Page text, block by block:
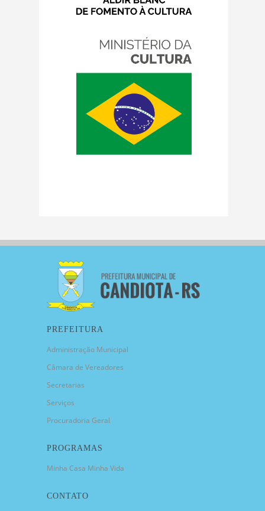
PREFEITURA
Administração Municipal
Câmara de Vereadores
Secretarias
Serviços
Procuradoria Geral
PROGRAMAS
Minha Casa Minha Vida
CONTATO